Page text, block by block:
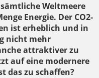
Weltmeere
Energie. Der CO2-
ist erheblich und in
nicht mehr
attraktiver zu
auf eine modernere
das zu schaffen?